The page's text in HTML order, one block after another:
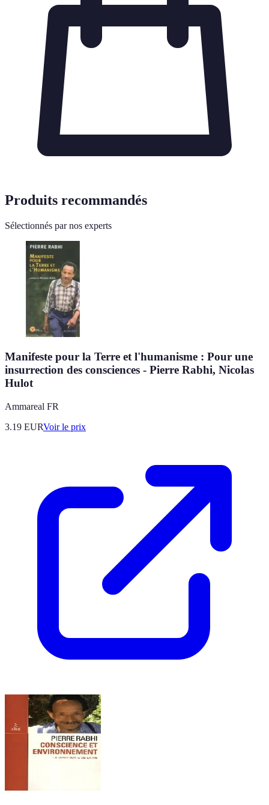
Produits recommandés
Sélectionnés par nos experts
Manifeste pour la Terre et l'humanisme : Pour une
insurrection des consciences - Pierre Rabhi, Nicolas
Hulot
Ammareal FR
3.19 EURVoir le prix